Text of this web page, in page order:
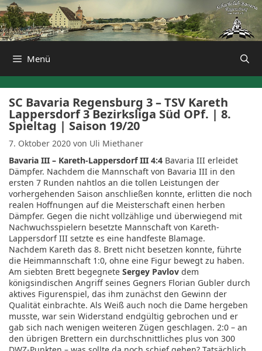
Zum
Inhalt
springen
Menü
SC Bavaria Regensburg 3 – TSV Kareth
Lappersdorf 3 Bezirksliga Süd OPf. | 8.
Spieltag | Saison 19/20
7. Oktober 2020 von Uli Miethaner
Bavaria III – Kareth-Lappersdorf III 4:4 Bavaria III erleidet
Dämpfer. Nachdem die Mannschaft von Bavaria III in den
ersten 7 Runden nahtlos an die tollen Leistungen der
vorhergehenden Saison anschließen konnte, erlitten die noch
realen Hoffnungen auf die Meisterschaft einen herben
Dämpfer. Gegen die nicht vollzählige und überwiegend mit
Nachwuchsspielern besetzte Mannschaft von Kareth-
Lappersdorf III setzte es eine handfeste Blamage.
Nachdem Kareth das 8. Brett nicht besetzen konnte, führte
die Heimmannschaft 1:0, ohne eine Figur bewegt zu haben.
Am siebten Brett begegnete Sergey Pavlov dem
königsindischen Angriff seines Gegners Florian Gubler durch
aktives Figurenspiel, das ihm zunächst den Gewinn der
Qualität einbrachte. Als Weiß auch noch die Dame hergeben
musste, war sein Widerstand endgültig gebrochen und er
gab sich nach wenigen weiteren Zügen geschlagen. 2:0 – an
den übrigen Brettern ein durchschnittliches plus von 300